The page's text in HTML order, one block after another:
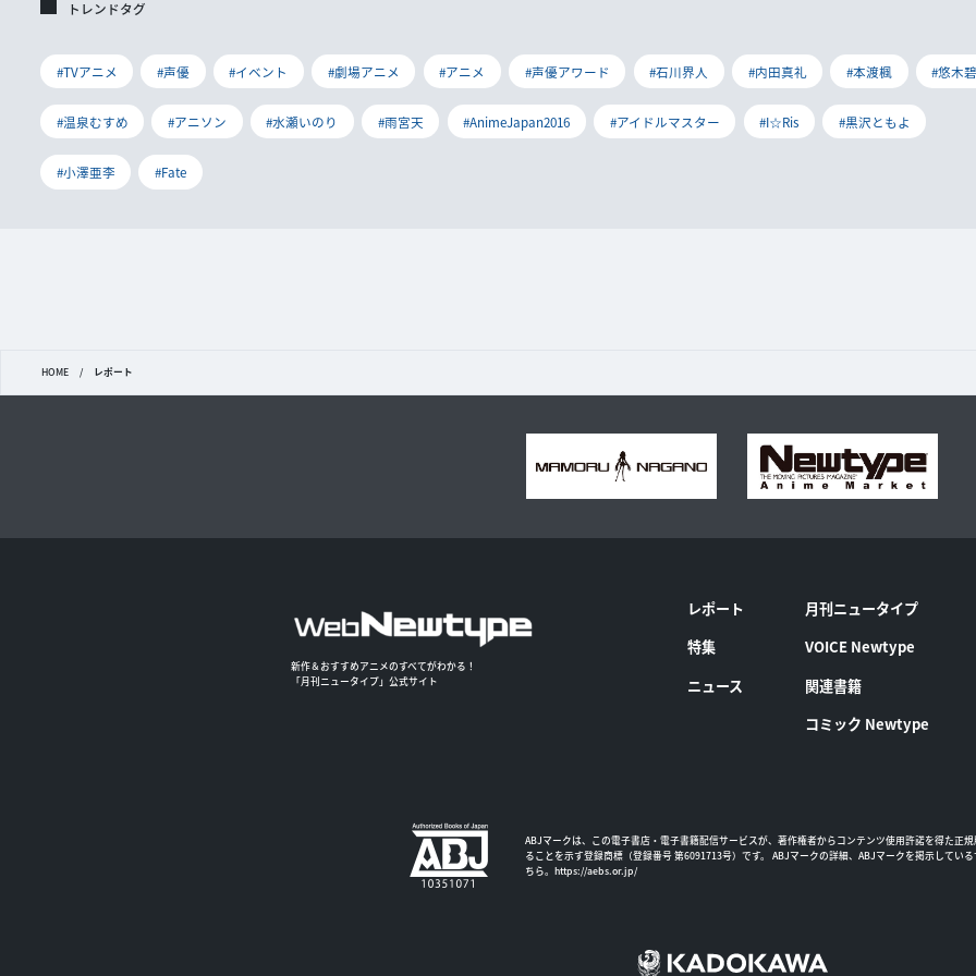
トレンドタグ
#TVアニメ #声優 #イベント #劇場アニメ #アニメ #声優アワード #石川界人 #内田真礼 #本渡楓 #悠木
#温泉むすめ #アニソン #水瀬いのり #雨宮天 #AnimeJapan2016 #アイドルマスター #I☆Ris #黒沢ともよ
#小澤亜李 #Fate
HOME / レポート
新作＆おすすめアニメのすべてがわかる！
「月刊ニュータイプ」公式サイト
レポート
特集
ニュース
月刊ニュータイプ
VOICE Newtype
関連書籍
コミック Newtype
ABJマークは、この電子書店・電子書籍配信サービスが、著作権者からコンテンツ使用許諾を得た正
ることを示す登録商標（登録番号 第6091713号）です。 ABJマークの詳細、ABJマークを掲示してい
ちら。 https://aebs.or.jp/